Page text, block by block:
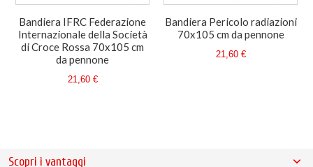
Bandiera IFRC Federazione
Internazionale della Società
di Croce Rossa 70x105 cm
da pennone
21,60 €
Bandiera Pericolo radiazioni
70x105 cm da pennone
21,60 €
Scopri i vantaggi